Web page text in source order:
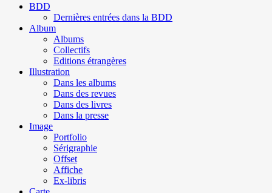
BDD
Dernières entrées dans la BDD
Album
Albums
Collectifs
Editions étrangères
Illustration
Dans les albums
Dans des revues
Dans des livres
Dans la presse
Image
Portfolio
Sérigraphie
Offset
Affiche
Ex-libris